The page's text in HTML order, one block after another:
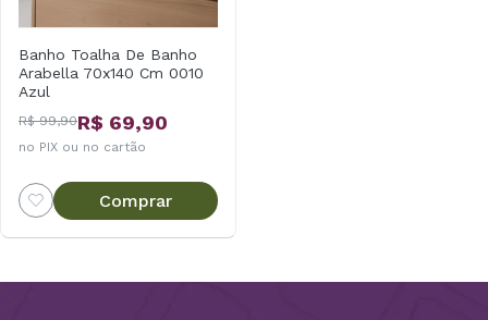
Banho Toalha De Banho
Arabella 70x140 Cm 0010
Azul
R$ 99,90R$ 69,90
no PIX ou no cartão
Comprar